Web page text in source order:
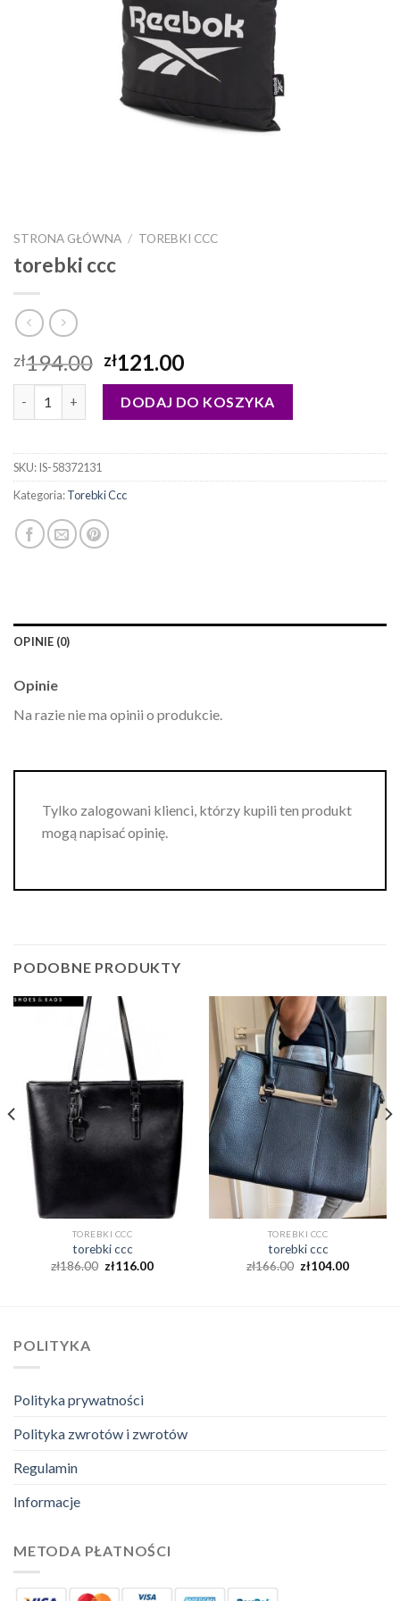
STRONA GŁÓWNA / TOREBKI CCC
torebki ccc
zł194.00 zł121.00
DODAJ DO KOSZYKA
SKU:IS-58372131
Kategoria:Torebki Ccc
OPINIE (0)
Opinie
Na razie nie ma opinii o produkcie.
Tylko zalogowani klienci, którzy kupili ten produkt
mogą napisać opinię.
PODOBNE PRODUKTY
TOREBKI CCC
torebki ccc
zł186.00 zł116.00
TOREBKI CCC
torebki ccc
zł166.00 zł104.00
POLITYKA
Polityka prywatności
Polityka zwrotów i zwrotów
Regulamin
Informacje
METODA PŁATNOŚCI